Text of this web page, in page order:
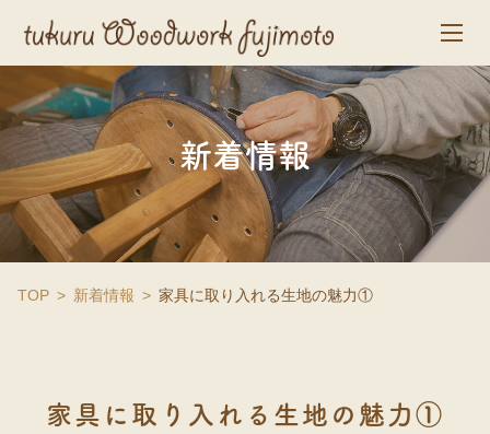
新着情報
TOP 新着情報 家具に取り入れる生地の魅力①
家具に取り入れる生地の魅力①